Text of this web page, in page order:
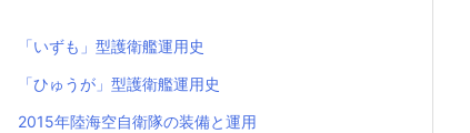
「いずも」型護衛艦運用史
「ひゅうが」型護衛艦運用史
2015年陸海空自衛隊の装備と運用